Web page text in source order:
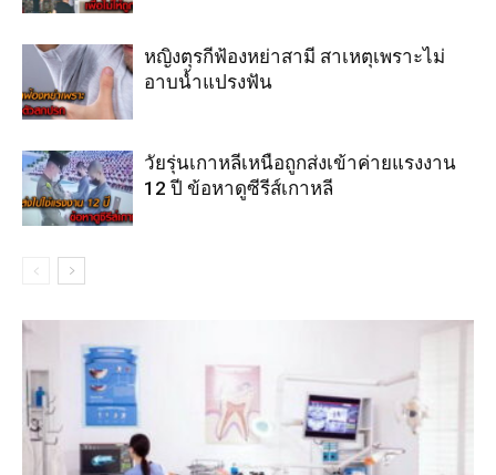
หญิงตุรกีฟ้องหย่าสามี สาเหตุเพราะไม่
อาบน้ำแปรงฟัน
วัยรุ่นเกาหลีเหนือถูกส่งเข้าค่ายแรงงาน
12 ปี ข้อหาดูซีรีส์เกาหลี